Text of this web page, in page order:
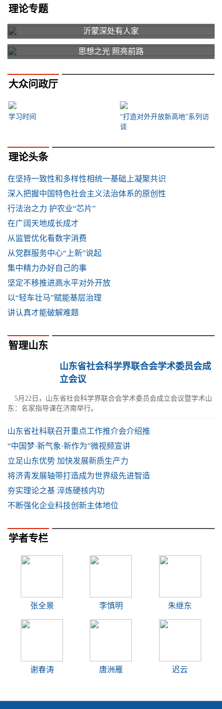
理论专题
沂蒙深处有人家
思想之光 照亮前路
大众问政厅
学习时间
“打造对外开放新高地”系列访
谈
理论头条
在坚持一致性和多样性相统一基础上凝聚共识
深入把握中国特色社会主义法治体系的原创性
行法治之力 护农业“芯片”
在广阔天地成长成才
从监管优化看数字消费
从党群服务中心“上新”说起
集中精力办好自己的事
坚定不移推进高水平对外开放
以“轻车壮马”赋能基层治理
讲认真才能破解难题
智理山东
山东省社会科学界联合会学术委员会成
立会议
5月22日，山东省社会科学界联合会学术委员会成立会议暨学术山
东：名家指导课在济南举行。
山东省社科联召开重点工作推介会介绍推
“中国梦·新气象·新作为”微视频宣讲
立足山东优势 加快发展新质生产力
将济青发展轴带打造成为世界级先进智造
夯实理论之基 淬炼硬核内功
不断强化企业科技创新主体地位
学者专栏
张全景 李慎明 朱继东
谢春涛 唐洲雁 迟云